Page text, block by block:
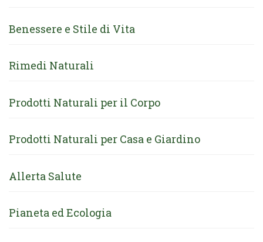
Benessere e Stile di Vita
Rimedi Naturali
Prodotti Naturali per il Corpo
Prodotti Naturali per Casa e Giardino
Allerta Salute
Pianeta ed Ecologia